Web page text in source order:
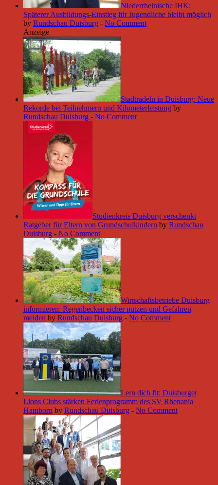
Niederrheinische IHK:
Späterer Ausbildungs-Einstieg für Jugendliche bleibt möglich
by Rundschau Duisburg - No Comment
Anzeige
Stadtradeln in Duisburg: Neue
Rekorde bei Teilnehmern und Kilometerleistung by
Rundschau Duisburg - No Comment
Studienkreis Duisburg verschenkt
Ratgeber für Eltern von Grundschulkindern by Rundschau
Duisburg - No Comment
Wirtschaftsbetriebe Duisburg
informieren: Regenbecken sicher nutzen und Gefahren
meiden by Rundschau Duisburg - No Comment
Lern dich fit: Duisburger
Lions Clubs stärken Ferienprogramm des SV Rhenania
Hamborn by Rundschau Duisburg - No Comment